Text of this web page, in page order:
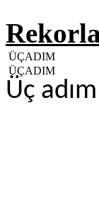
ÜÇADIM
ÜÇADIM
Üç